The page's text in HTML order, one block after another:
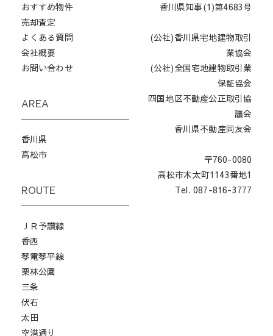
おすすめ物件
売却査定
よくある質問
会社概要
お問い合わせ
AREA
香川県
高松市
ROUTE
ＪＲ予讃線
香西
琴電琴平線
栗林公園
三条
伏石
太田
空港通り
香川県知事(1)第4683号
(公社)香川県宅地建物取引
業協会
(公社)全国宅地建物取引業
保証協会
四国地区不動産公正取引協
議会
香川県不動産同友会
〒760-0080
高松市木太町1143番地1
Tel. 087-816-3777